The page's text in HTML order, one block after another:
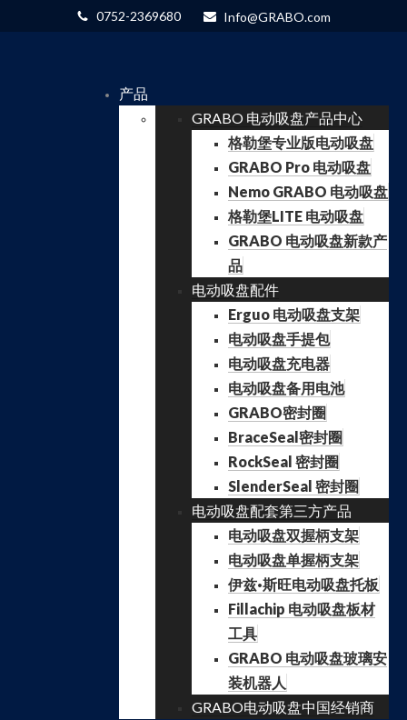
0752-2369680 Info@GRABO.com
产品
GRABO 电动吸盘产品中心
格勒堡专业版电动吸盘
GRABO Pro 电动吸盘
Nemo GRABO 电动吸盘
格勒堡LITE 电动吸盘
GRABO 电动吸盘新款产
品
电动吸盘配件
Erguo 电动吸盘支架
电动吸盘手提包
电动吸盘充电器
电动吸盘备用电池
GRABO密封圈
BraceSeal密封圈
RockSeal 密封圈
SlenderSeal 密封圈
电动吸盘配套第三方产品
电动吸盘双握柄支架
电动吸盘单握柄支架
伊兹·斯旺电动吸盘托板
Fillachip 电动吸盘板材
工具
GRABO 电动吸盘玻璃安
装机器人
GRABO电动吸盘中国经销商